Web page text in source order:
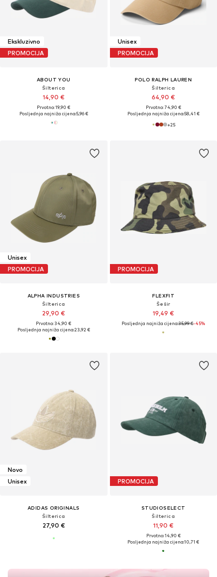
Ekskluzivno
PROMOCIJA
ABOUT YOU
Šilterica
14,90 €
Prvotno: 19,90 €
Posljednja najniža cijena:5,96 €
Unisex
PROMOCIJA
POLO RALPH LAUREN
Šilterica
64,90 €
Prvotno: 74,90 €
Posljednja najniža cijena:58,41 €
+25
Unisex
PROMOCIJA
ALPHA INDUSTRIES
Šilterica
29,90 €
Prvotno: 34,90 €
Posljednja najniža cijena:23,92 €
PROMOCIJA
FLEXFIT
Šešir
19,49 €
Posljednja najniža cijena:35,99 €-45%
Novo
Unisex
ADIDAS ORIGINALS
Šilterica
27,90 €
PROMOCIJA
STUDIOSELECT
Šilterica
11,90 €
Prvotno: 14,90 €
Posljednja najniža cijena:10,71 €